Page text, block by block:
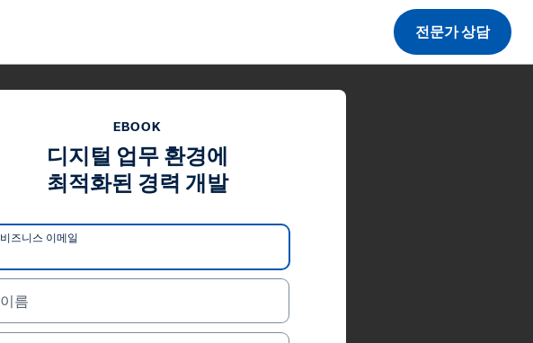
전문가 상담
EBOOK
디지털 업무 환경에
최적화된 경력 개발
비즈니스 이메일
이름